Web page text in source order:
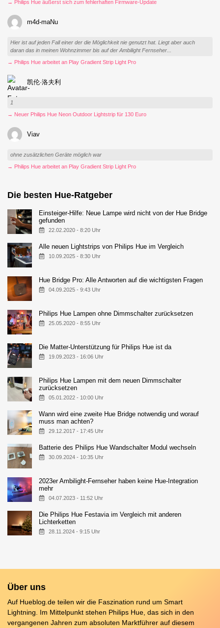
→ Philips Hue äußerst sich zum fehlerhaften Firmware-Update
m4d-maNu
Hier ist auf jeden Fall einer der die Möglichkeit nie genutzt hat. Liegt aber auch
daran das in meinen Wohnzimmer bis auf der Ambilight Fernseher...
→ Philips Hue arbeitet an Play Gradient Strip Light Pro
凯伦·洛夫利
1
→ Neuer Philips Hue Neon Outdoor Lightstrip für 130 Euro
Viav
ohne zusätzlichen Geräte möglich war
→ Philips Hue arbeitet an Play Gradient Strip Light Pro
Die besten Hue-Ratgeber
Einsteiger-Hilfe: Neue Lampe wird nicht von der Hue Bridge
gefunden
22.02.2020 - 8:20 Uhr
Alle neuen Lightstrips von Philips Hue im Vergleich
10.09.2025 - 8:30 Uhr
Hue Bridge Pro: Alle Antworten auf die wichtigsten Fragen
04.09.2025 - 9:43 Uhr
Philips Hue Lampen ohne Dimmschalter zurücksetzen
25.05.2020 - 8:55 Uhr
Die Matter-Unterstützung für Philips Hue ist da
19.09.2023 - 16:06 Uhr
Philips Hue Lampen mit dem neuen Dimmschalter
zurücksetzen
05.01.2022 - 10:00 Uhr
Wann wird eine zweite Hue Bridge notwendig und worauf
muss man achten?
29.12.2017 - 17:45 Uhr
Batterie des Philips Hue Wandschalter Modul wechseln
30.09.2024 - 10:35 Uhr
2023er Ambilight-Fernseher haben keine Hue-Integration
mehr
04.07.2023 - 11:52 Uhr
Die Philips Hue Festavia im Vergleich mit anderen
Lichterketten
28.11.2024 - 9:15 Uhr
Über uns
Auf Hueblog.de teilen wir die Faszination rund um Smart
Lightning. Im Mittelpunkt stehen Philips Hue, das sich in den
vergangenen Jahren zum absoluten Marktführer auf diesem